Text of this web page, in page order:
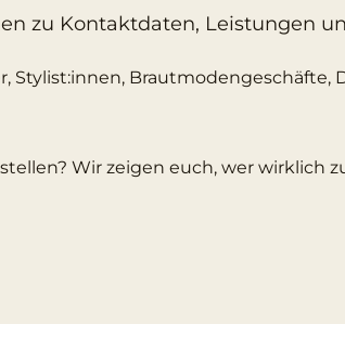
zu Kontaktdaten, Leistungen
Stylist:innen,
Wir zeigen euch, wer wirklich